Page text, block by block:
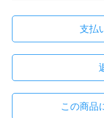
支払
この商品